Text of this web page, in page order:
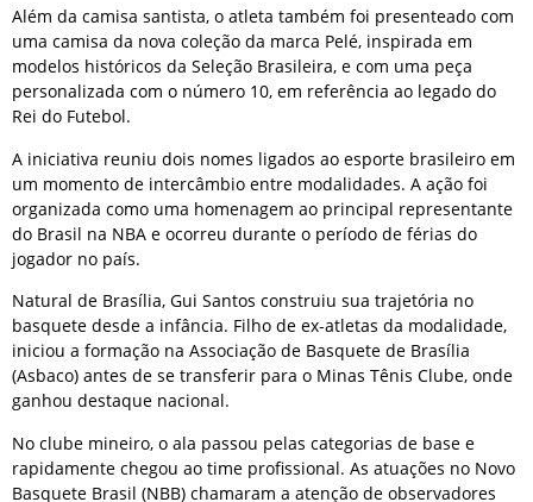
Além da camisa santista, o atleta também foi presenteado com
uma camisa da nova coleção da marca Pelé, inspirada em
modelos históricos da Seleção Brasileira, e com uma peça
personalizada com o número 10, em referência ao legado do
Rei do Futebol.
A iniciativa reuniu dois nomes ligados ao esporte brasileiro em
um momento de intercâmbio entre modalidades. A ação foi
organizada como uma homenagem ao principal representante
do Brasil na NBA e ocorreu durante o período de férias do
jogador no país.
Natural de Brasília, Gui Santos construiu sua trajetória no
basquete desde a infância. Filho de ex-atletas da modalidade,
iniciou a formação na Associação de Basquete de Brasília
(Asbaco) antes de se transferir para o Minas Tênis Clube, onde
ganhou destaque nacional.
No clube mineiro, o ala passou pelas categorias de base e
rapidamente chegou ao time profissional. As atuações no Novo
Basquete Brasil (NBB) chamaram a atenção de observadores